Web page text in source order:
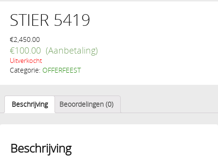
STIER 5419
€2,450.00
€100.00
Uitverkocht
Categorie: OFFERFEEST
Beschrijving Beoordelingen (0)
Beschrijving